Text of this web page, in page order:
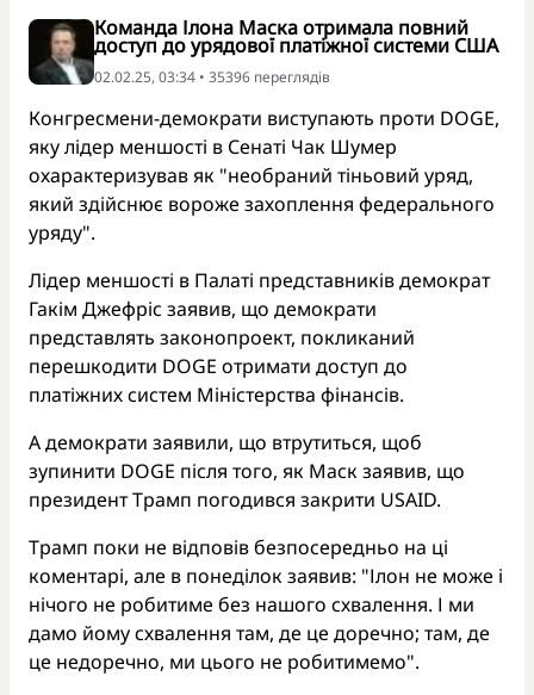
Команда Ілона Маска отримала повний
доступ до урядової платіжної системи США
02.02.25, 03:34 • 35396 переглядiв
Конгресмени-демократи виступають проти DOGE,
яку лідер меншості в Сенаті Чак Шумер
охарактеризував як "необраний тіньовий уряд,
який здійснює вороже захоплення федерального
уряду".
Лідер меншості в Палаті представників демократ
Гакім Джефріс заявив, що демократи
представлять законопроект, покликаний
перешкодити DOGE отримати доступ до
платіжних систем Міністерства фінансів.
А демократи заявили, що втрутиться, щоб
зупинити DOGE після того, як Маск заявив, що
президент Трамп погодився закрити USAID.
Трамп поки не відповів безпосередньо на ці
коментарі, але в понеділок заявив: "Ілон не може і
нічого не робитиме без нашого схвалення. І ми
дамо йому схвалення там, де це доречно; там, де
це недоречно, ми цього не робитимемо".